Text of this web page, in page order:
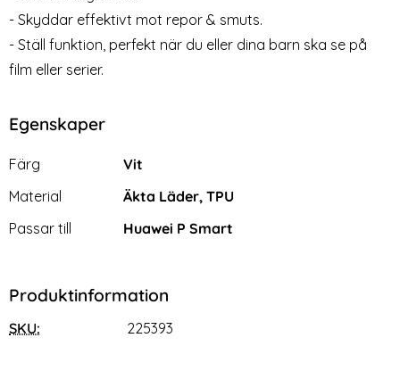
- Skyddar effektivt mot repor & smuts.
- Ställ funktion, perfekt när du eller dina barn ska se på
film eller serier.
Egenskaper
Egenskaper/attribut för denna produkt
Attribut
Färg
Vit
Material
Äkta Läder, TPU
Passar till
Huawei P Smart
Produktinformation
SKU: 225393